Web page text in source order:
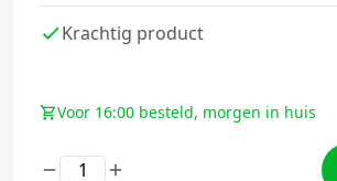
Krachtig product
Voor 16:00 besteld, morgen in huis